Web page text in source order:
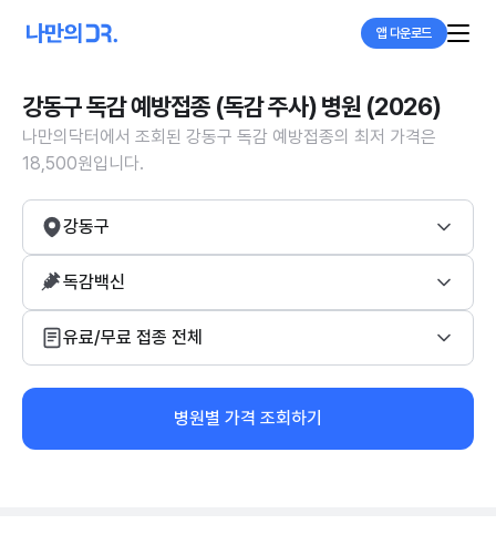
앱 다운로드
강동구 독감 예방접종 (독감 주사) 병원 (2026)
나만의닥터에서 조회된 강동구 독감 예방접종의 최저 가격은
18,500원입니다.
강동구
독감백신
유료/무료 접종 전체
병원별 가격 조회하기